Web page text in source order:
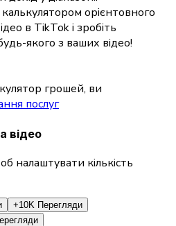
орієнтовного
в TikTok і зробіть
якого з ваших відео!
грошей, ви
послуг
відео
налаштувати кількість
+10K Перегляди